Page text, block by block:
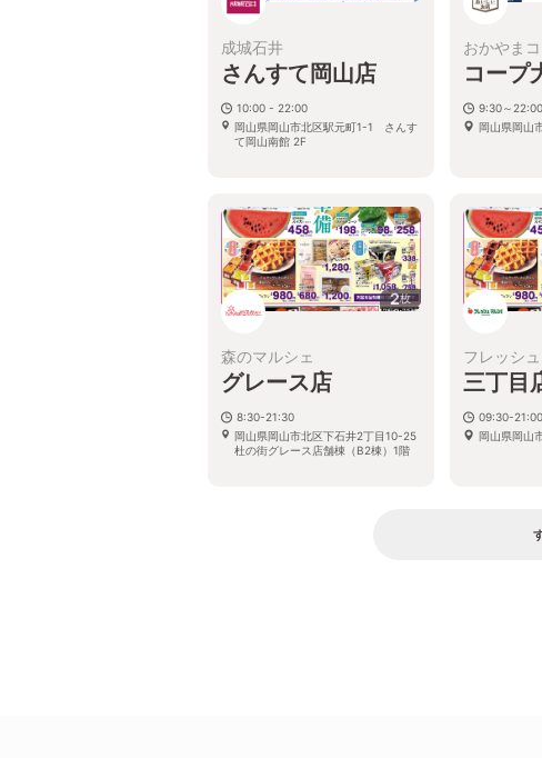
成城石井
さんすて岡山店
10:00 - 22:00
岡山県岡山市北区駅元町1-1 さんす
て岡山南館 2F
おかやま
コープ
9:30～22:00
岡山県岡山
2枚
森のマルシェ
グレース店
8:30-21:30
岡山県岡山市北区下石井2丁目10-25
杜の街グレース店舗棟（B2棟）1階
フレッシ
三丁目
09:30-21:00
岡山県岡山